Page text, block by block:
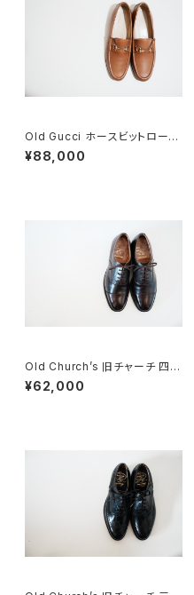
Old Gucci ホースビットローフ
ァー 38.5C tan ほぼDeadsto
ck
¥88,000
Old Church’s 旧チャーチ 四都
市 キャップトウ 65G
¥62,000